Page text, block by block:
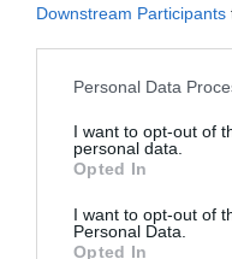
Downstream Participants
Please note that this
not limited to your visit
grant or deny consent to
use your data for below
consent section.
Personal Data
I want to opt-out of
personal data.
Opted In
I want to opt-out of
Personal Data.
Opted In